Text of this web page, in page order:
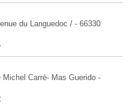
du Languedoc / - 66330
Carré- Mas Guerido -